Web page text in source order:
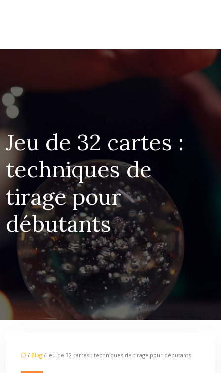
Jeu de 32 cartes :
techniques de
tirage pour
débutants
/ Blog / Jeu de 32 cartes : techniques de tirage pour débutants